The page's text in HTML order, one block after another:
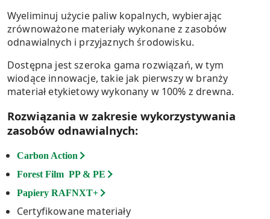
Wyeliminuj użycie paliw kopalnych, wybierając
zrównoważone materiały wykonane z zasobów
odnawialnych i przyjaznych środowisku.
Dostępna jest szeroka gama rozwiązań, w tym
wiodące innowacje, takie jak pierwszy w branży
materiał etykietowy wykonany w 100% z drewna.
Rozwiązania w zakresie wykorzystywania
zasobów odnawialnych:
Carbon Action
Forest Film PP & PE
Papiery RAFNXT+
Certyfikowane materiały